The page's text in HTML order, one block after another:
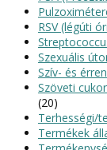
RSV (légúti
Szexuális
Szív- és
Szöveti
(20)
Terhességi/
Termékek